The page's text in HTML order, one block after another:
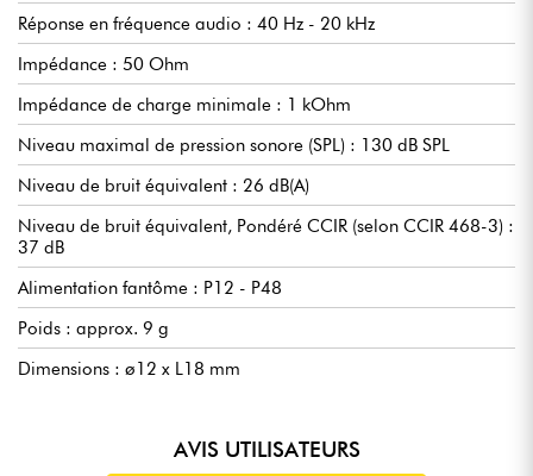
Réponse en fréquence audio : 40 Hz - 20 kHz
Impédance : 50 Ohm
Impédance de charge minimale : 1 kOhm
Niveau maximal de pression sonore (SPL) : 130 dB SPL
Niveau de bruit équivalent : 26 dB(A)
Niveau de bruit équivalent, Pondéré CCIR (selon CCIR 468-3) :
37 dB
Alimentation fantôme : P12 - P48
Poids : approx. 9 g
Dimensions : ø12 x L18 mm
AVIS UTILISATEURS